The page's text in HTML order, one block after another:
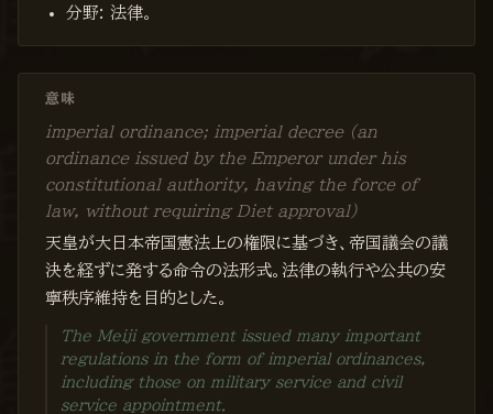
分野: 法律。
意味
imperial ordinance; imperial decree (an
ordinance issued by the Emperor under his
constitutional authority, having the force of
law, without requiring Diet approval)
天皇が大日本帝国憲法上の権限に基づき、帝国議会の議
決を経ずに発する命令の法形式。法律の執行や公共の安
寧秩序維持を目的とした。
The Meiji government issued many important
regulations in the form of imperial ordinances,
including those on military service and civil
service appointment.